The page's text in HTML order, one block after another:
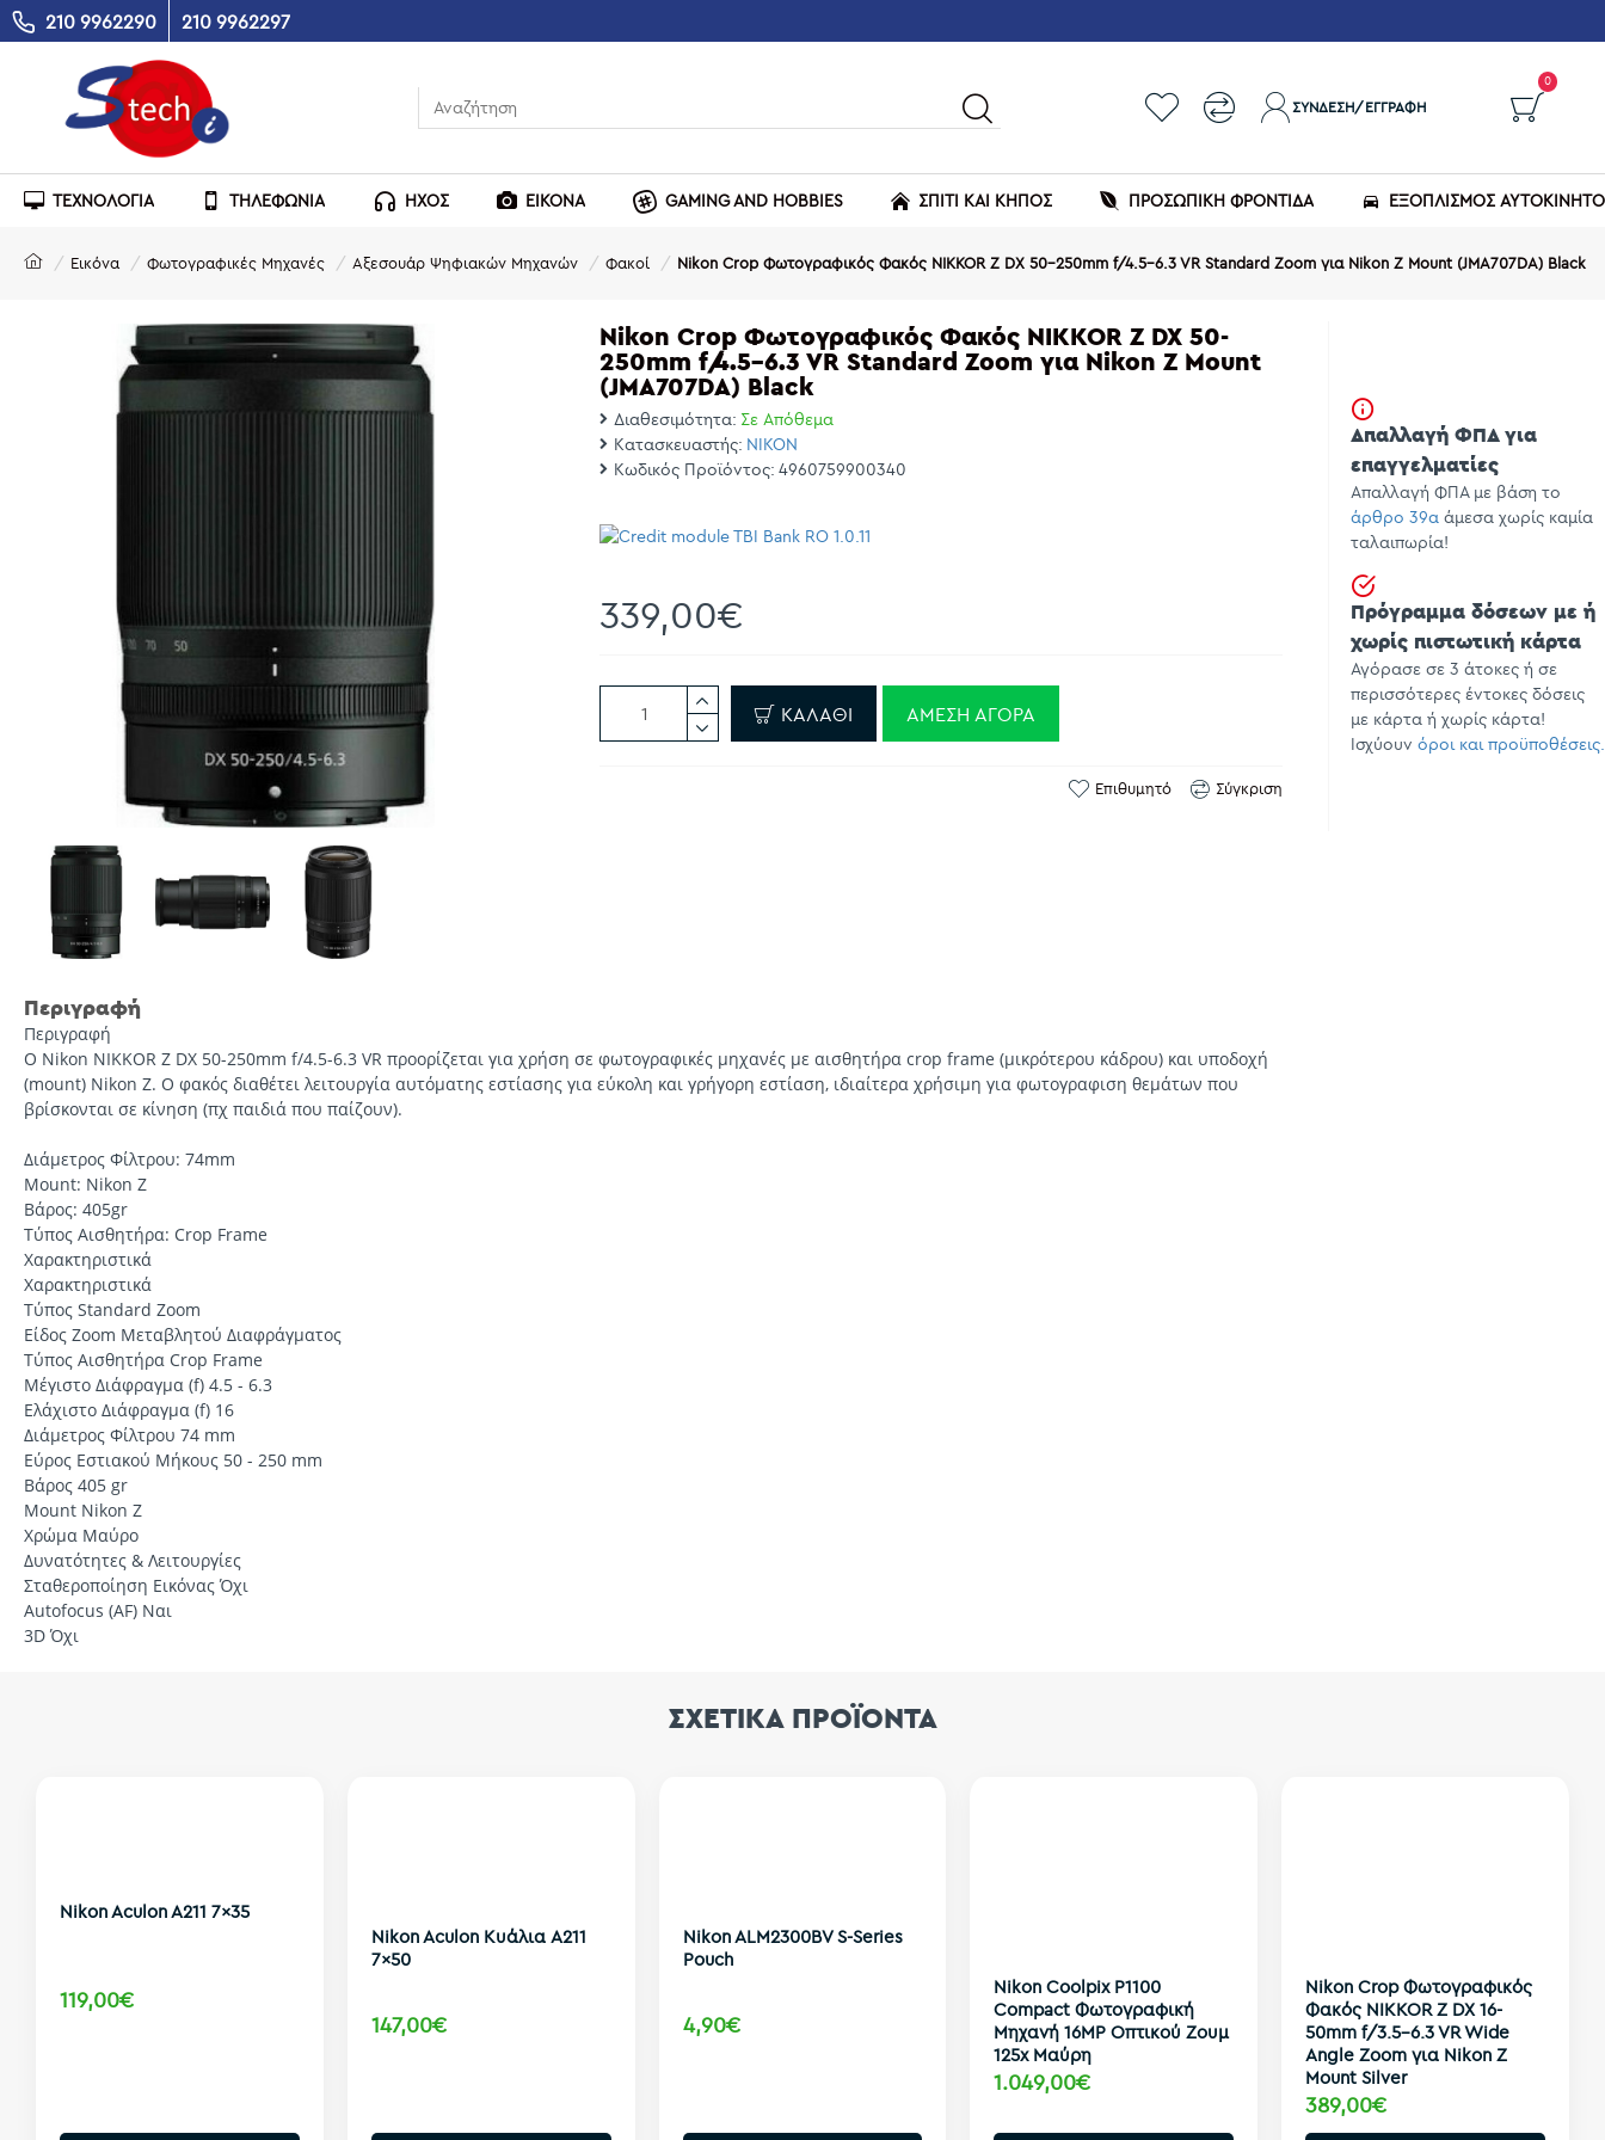
210 9962290 210 9962297
ΣΎΝΔΕΣΗ/ΕΓΓΡΑΦΉ
0
ΤΕΧΝΟΛΟΓΙΑ ΤΗΛΕΦΩΝΙΑ ΗΧΟΣ ΕΙΚΟΝΑ GAMING AND HOBBIES ΣΠΙΤΙ ΚΑΙ ΚΗΠΟΣ ΠΡΟΣΩΠΙΚΗ ΦΡΟΝΤΙΔΑ ΕΞΟΠΛΙΣΜΌΣ
Εικόνα Φωτογραφικές Μηχανές Αξεσουάρ Ψηφιακών Μηχανών Φακοί Nikon Crop Φωτογραφικός Φακός NIKKOR Z DX 50-250mm f/4.5-6.3 VR Standard Zoom για Nikon Z Mount (JMA707DA) Black
Nikon Crop Φωτογραφικός Φακός NIKKOR Z DX 50-
250mm f/4.5-6.3 VR Standard Zoom για Nikon Z Mount
(JMA707DA) Black
Διαθεσιμότητα: Σε Απόθεμα
Κατασκευαστής: NIKON
Κωδικός Προϊόντος: 4960759900340
339,00€
ΚΑΛΆΘΙ ΆΜΕΣΗ ΑΓΟΡΆ
Επιθυμητό Σύγκριση
Περιγραφή
Περιγραφή
O Nikon NIKKOR Z DX 50-250mm f/4.5-6.3 VR προορίζεται για χρήση σε φωτογραφικές μηχανές με αισθητήρα crop frame (μικρότερου κάδρου) και υποδοχή
(mount) Nikon Z. Ο φακός διαθέτει λειτουργία αυτόματης εστίασης για εύκολη και γρήγορη εστίαση, ιδιαίτερα χρήσιμη για φωτογραφιση θεμάτων που
βρίσκονται σε κίνηση (πχ παιδιά που παίζουν).
Διάμετρος Φίλτρου: 74mm
Mount: Nikon Z
Βάρος: 405gr
Τύπος Αισθητήρα: Crop Frame
Χαρακτηριστικά
Χαρακτηριστικά
Τύπος Standard Zoom
Είδος Zoom Μεταβλητού Διαφράγματος
Τύπος Αισθητήρα Crop Frame
Μέγιστο Διάφραγμα (f) 4.5 - 6.3
Ελάχιστο Διάφραγμα (f) 16
Διάμετρος Φίλτρου 74 mm
Εύρος Εστιακού Μήκους 50 - 250 mm
Βάρος 405 gr
Mount Nikon Z
Χρώμα Μαύρο
Δυνατότητες & Λειτουργίες
Σταθεροποίηση Εικόνας Όχι
Autofocus (AF) Ναι
3D Όχι
Απαλλαγή ΦΠΑ για
επαγγελματίες
Απαλλαγή ΦΠΑ με βάση το
άρθρο 39α άμεσα χωρίς καμία
ταλαιπωρία!
Πρόγραμμα δόσεων με ή
χωρίς πιστωτική κάρτα
Αγόρασε σε 3 άτοκες ή σε
περισσότερες έντοκες δόσεις
με κάρτα ή χωρίς κάρτα!
Ισχύουν όροι και προϋποθέσεις.
ΣΧΕΤΙΚΑ ΠΡΟΪΟΝΤΑ
Nikon Aculon A211 7x35
119,00€
Nikon Aculon Κυάλια A211
7x50
147,00€
Nikon ALM2300BV S-Series
Pouch
4,90€
Nikon Coolpix P1100
Compact Φωτογραφική
Μηχανή 16MP Οπτικού Ζουμ
125x Μαύρη
1.049,00€
Nikon Crop Φωτογραφικός
Φακός NIKKOR Z DX 16-
50mm f/3.5-6.3 VR Wide
Angle Zoom για Nikon Z
Mount Silver
389,00€